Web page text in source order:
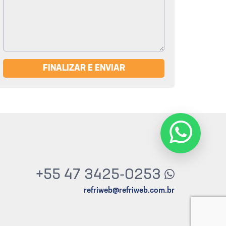
FINALIZAR E ENVIAR
+55 47 3425-0253
refriweb@refriweb.com.br